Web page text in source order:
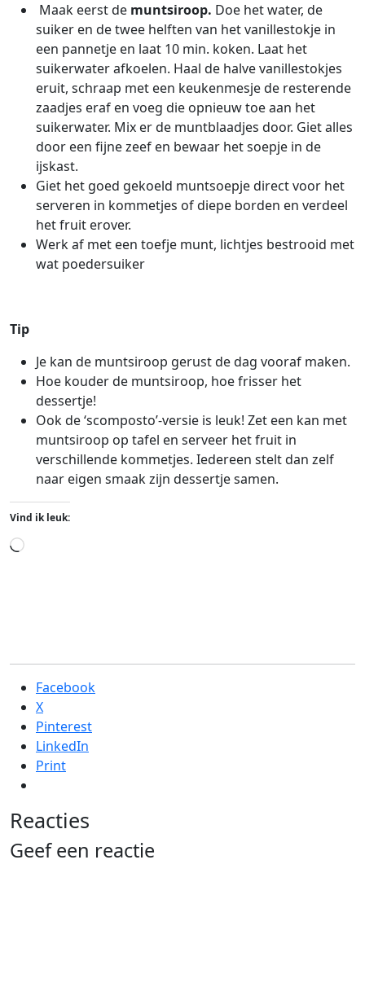
Maak eerst de muntsiroop. Doe het water, de
suiker en de twee helften van het vanillestokje in
een pannetje en laat 10 min. koken. Laat het
suikerwater afkoelen. Haal de halve vanillestokjes
eruit, schraap met een keukenmesje de resterende
zaadjes eraf en voeg die opnieuw toe aan het
suikerwater. Mix er de muntblaadjes door. Giet alles
door een fijne zeef en bewaar het soepje in de
ijskast.
Giet het goed gekoeld muntsoepje direct voor het
serveren in kommetjes of diepe borden en verdeel
het fruit erover.
Werk af met een toefje munt, lichtjes bestrooid met
wat poedersuiker
Tip
Je kan de muntsiroop gerust de dag vooraf maken.
Hoe kouder de muntsiroop, hoe frisser het
dessertje!
Ook de ‘scomposto’-versie is leuk! Zet een kan met
muntsiroop op tafel en serveer het fruit in
verschillende kommetjes. Iedereen stelt dan zelf
naar eigen smaak zijn dessertje samen.
Vind ik leuk:
Aan
Facebook
X
Pinterest
LinkedIn
Print
Reacties
Geef een reactie